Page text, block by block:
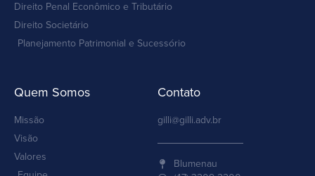
Direito Penal Econômico e Tributário
Direito Societário
Planejamento Patrimonial e Sucessório
Quem Somos
Missão
Visão
Valores
Contato
gilli@gilli.adv.br
Blumenau